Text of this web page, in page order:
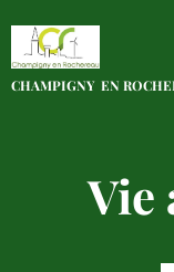
CHAMPIGNY EN
Vie